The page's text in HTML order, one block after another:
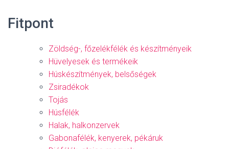
Fitpont
Zöldség-, főzelékfélék és készítményeik
Hüvelyesek és termékeik
Húskészítmények, belsőségek
Zsiradékok
Tojás
Húsfélék
Halak, halkonzervek
Gabonafélék, kenyerek, pékáruk